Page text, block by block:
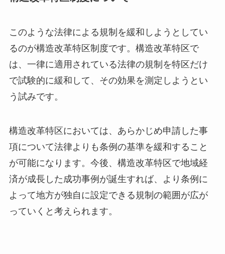
このような法律による規制を緩和しようとしてい
るのが構造改革特区制度です。構造改革特区で
は、一律に適用されている法律の規制を特区だけ
で試験的に緩和して、その効果を測定しようとい
う試みです。
構造改革特区においては、あらかじめ申請した事
項について法律よりも条例の基準を緩和すること
が可能になります。今後、構造改革特区で地域経
済が成長した成功事例が誕生すれば、より条例に
よって地方が独自に設定できる規制の範囲が広が
っていくと考えられます。